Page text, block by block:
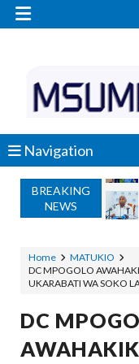

Navigation
BREAKING
NEWS
Home
MATUKIO
DC MPOGOLO
UKARABATI WA SOKO
DC